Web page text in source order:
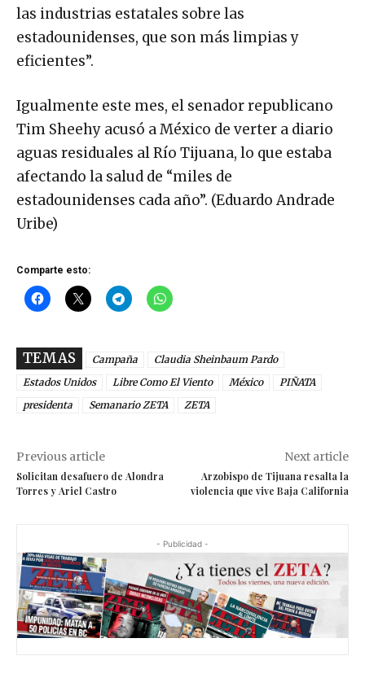
las industrias estatales sobre las
estadounidenses, que son más limpias y
eficientes”.
Igualmente este mes, el senador republicano
Tim Sheehy acusó a México de verter a diario
aguas residuales al Río Tijuana, lo que estaba
afectando la salud de “miles de
estadounidenses cada año”. (Eduardo Andrade
Uribe)
Comparte esto:
TEMAS Campaña
Claudia Sheinbaum Pardo
Estados Unidos
Libre Como El Viento México
PIÑATA
presidenta
Semanario ZETA ZETA
Previous article
Solicitan desafuero de Alondra
Torres y Ariel Castro
Next article
Arzobispo de Tijuana resalta la
violencia que vive Baja California
- Publicidad -